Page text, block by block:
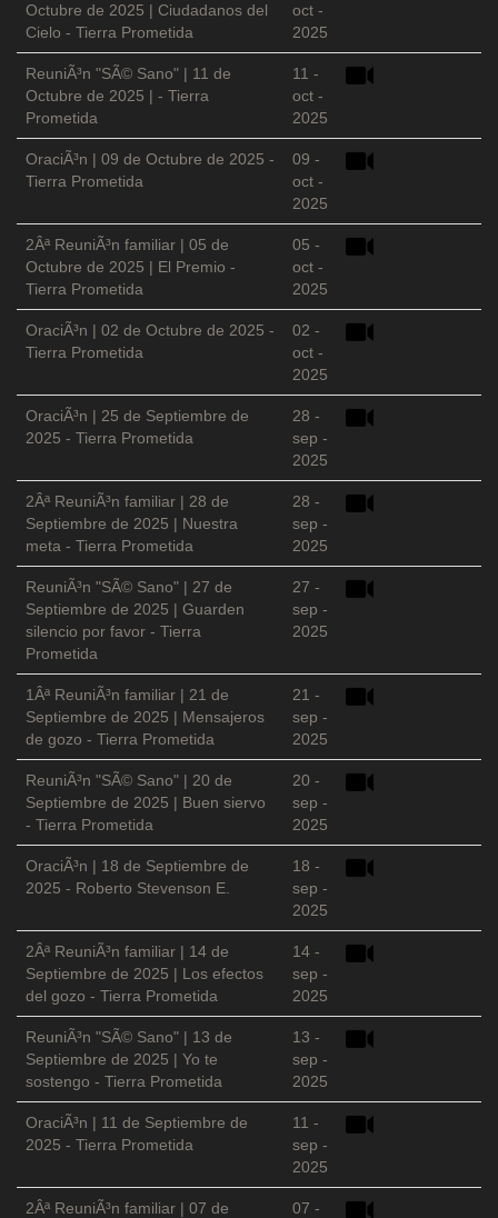
Octubre de 2025 | Ciudadanos del
Cielo - Tierra Prometida
oct -
2025
ReuniÃ³n "SÃ© Sano" | 11 de
Octubre de 2025 | - Tierra
Prometida
11 -
oct -
2025
OraciÃ³n | 09 de Octubre de 2025 -
Tierra Prometida
09 -
oct -
2025
2Âª ReuniÃ³n familiar | 05 de
Octubre de 2025 | El Premio -
Tierra Prometida
05 -
oct -
2025
OraciÃ³n | 02 de Octubre de 2025 -
Tierra Prometida
02 -
oct -
2025
OraciÃ³n | 25 de Septiembre de
2025 - Tierra Prometida
28 -
sep -
2025
2Âª ReuniÃ³n familiar | 28 de
Septiembre de 2025 | Nuestra
meta - Tierra Prometida
28 -
sep -
2025
ReuniÃ³n "SÃ© Sano" | 27 de
Septiembre de 2025 | Guarden
silencio por favor - Tierra
Prometida
27 -
sep -
2025
1Âª ReuniÃ³n familiar | 21 de
Septiembre de 2025 | Mensajeros
de gozo - Tierra Prometida
21 -
sep -
2025
ReuniÃ³n "SÃ© Sano" | 20 de
Septiembre de 2025 | Buen siervo
- Tierra Prometida
20 -
sep -
2025
OraciÃ³n | 18 de Septiembre de
2025 - Roberto Stevenson E.
18 -
sep -
2025
2Âª ReuniÃ³n familiar | 14 de
Septiembre de 2025 | Los efectos
del gozo - Tierra Prometida
14 -
sep -
2025
ReuniÃ³n "SÃ© Sano" | 13 de
Septiembre de 2025 | Yo te
sostengo - Tierra Prometida
13 -
sep -
2025
OraciÃ³n | 11 de Septiembre de
2025 - Tierra Prometida
11 -
sep -
2025
2Âª ReuniÃ³n familiar | 07 de 07 -